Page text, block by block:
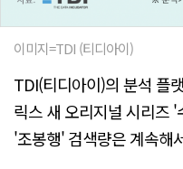
이미지=TDI (티디아이)
TDI(티디아이)의 분석 플
릭스 새 오리지널 시리즈
'조봉행' 검색량은 계속해